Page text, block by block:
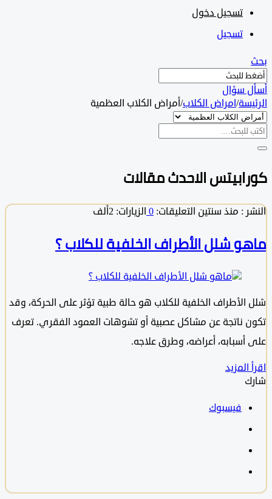
تسجيل دخول
تسجيل
سؤال
/امراض الكلاب/أمراض الكلاب العظمية
الاحدث مقالات
: منذ سنتينالتعليقات:0الزيارات: 2ألف
شلل الأطراف الخلفية للكلاب ؟
الخلفية للكلاب هو حالة طبية تؤثر على الحركة، وقد
ناتجة عن مشاكل عصبية أو تشوهات العمود الفقري. تعرف
أعراضه، وطرق علاجه.
فيسبوك